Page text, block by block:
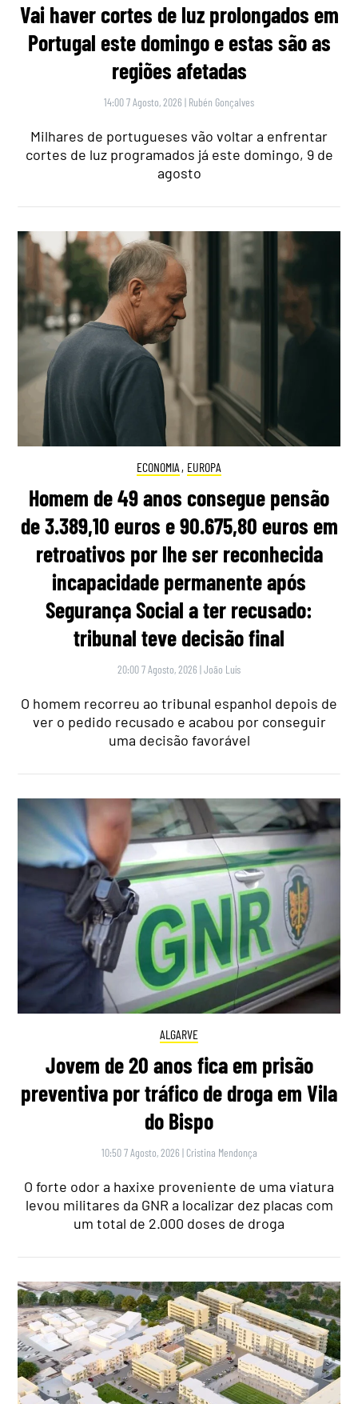
Vai haver cortes de luz prolongados em
Portugal este domingo e estas são as
regiões afetadas
14:00 7 Agosto, 2026 | Rubén Gonçalves
Milhares de portugueses vão voltar a enfrentar
cortes de luz programados já este domingo, 9 de
agosto
ECONOMIA , EUROPA
Homem de 49 anos consegue pensão
de 3.389,10 euros e 90.675,80 euros em
retroativos por lhe ser reconhecida
incapacidade permanente após
Segurança Social a ter recusado:
tribunal teve decisão final
20:00 7 Agosto, 2026 |João Luís
O homem recorreu ao tribunal espanhol depois de
ver o pedido recusado e acabou por conseguir
uma decisão favorável
ALGARVE
Jovem de 20 anos fica em prisão
preventiva por tráfico de droga em Vila
do Bispo
10:50 7 Agosto, 2026 | Cristina Mendonça
O forte odor a haxixe proveniente de uma viatura
levou militares da GNR a localizar dez placas com
um total de 2.000 doses de droga